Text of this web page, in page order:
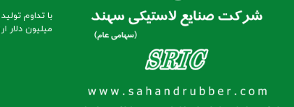
میلیون دلار